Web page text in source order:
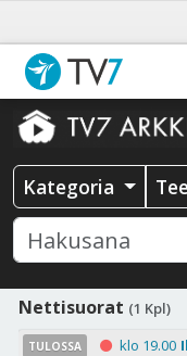
Kategoria
Nettisuorat (1 Kpl)
TULOSSA klo 19.00